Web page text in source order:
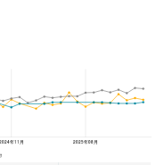
2024年11月 2025年08月